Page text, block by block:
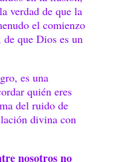
verdad de que la
el comienzo
que Dios es un
es una
quién eres
del ruido de
divina con
nosotros no